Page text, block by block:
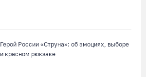
Герой России «Струна»: об эмоциях, выборе
и красном рюкзаке